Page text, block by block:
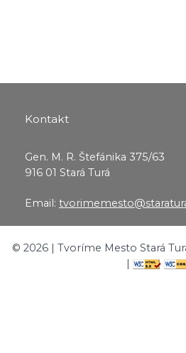
Kontakt
Gen. M. R. Štefánika 375/63
916 01 Stará Turá
Email:
© 2026 | Tvoríme Mesto Stará
|